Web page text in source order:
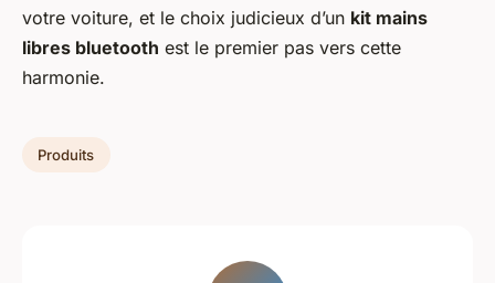
votre voiture, et le choix judicieux d’un kit mains
libres bluetooth est le premier pas vers cette
harmonie.
Produits